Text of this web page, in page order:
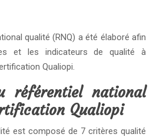
qualité (RNQ) a été élaboré afin
et les indicateurs de qualité à
Qualiopi.
référentiel national
Qualiopi
est composé de 7 critères qualité